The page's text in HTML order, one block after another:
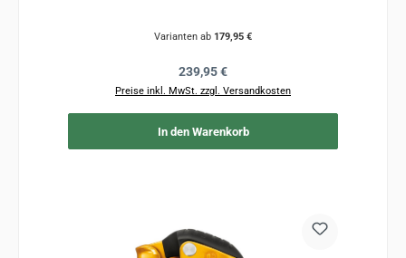
Varianten ab 179,95 €
Regulärer Preis:
239,95 €
Preise inkl. MwSt. zzgl. Versandkosten
In den Warenkorb